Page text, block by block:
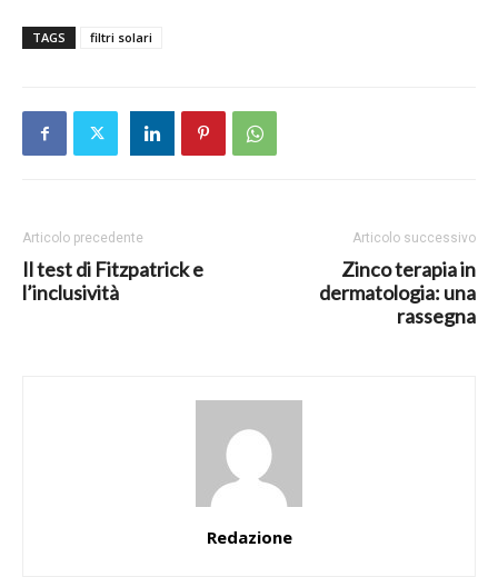
TAGS filtri solari
Articolo precedente
Il test di Fitzpatrick e
l’inclusività
Articolo successivo
Zinco terapia in
dermatologia: una
rassegna
Redazione